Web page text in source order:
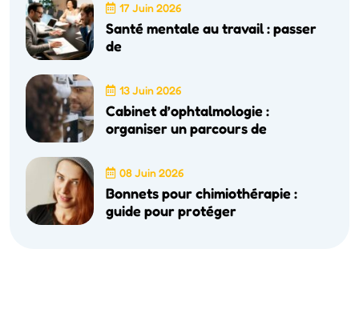
17 Juin 2026
Santé mentale au travail : passer
de
13 Juin 2026
Cabinet d’ophtalmologie :
organiser un parcours de
08 Juin 2026
Bonnets pour chimiothérapie :
guide pour protéger